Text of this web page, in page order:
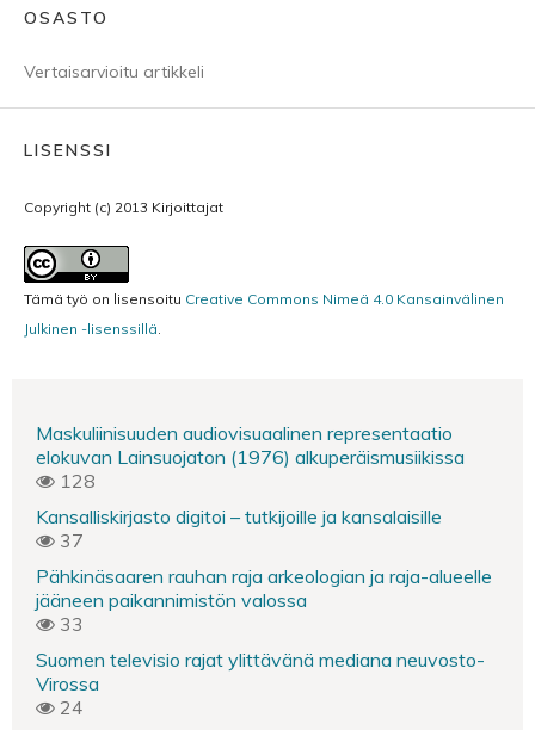
OSASTO
Vertaisarvioitu artikkeli
LISENSSI
Copyright (c) 2013 Kirjoittajat
Tämä työ on lisensoitu Creative Commons Nimeä 4.0 Kansainvälinen
Julkinen -lisenssillä.
Maskuliinisuuden audiovisuaalinen representaatio
elokuvan Lainsuojaton (1976) alkuperäismusiikissa
128
Kansalliskirjasto digitoi – tutkijoille ja kansalaisille
37
Pähkinäsaaren rauhan raja arkeologian ja raja-alueelle
jääneen paikannimistön valossa
33
Suomen televisio rajat ylittävänä mediana neuvosto-
Virossa
24